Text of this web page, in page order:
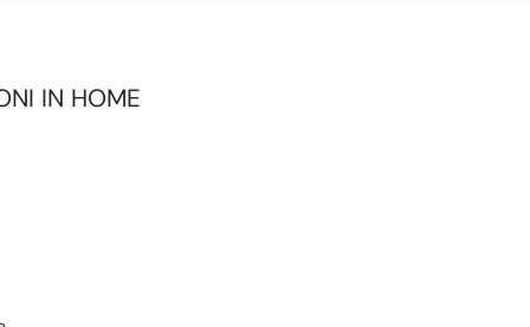
IN HOME